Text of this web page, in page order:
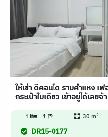
ให้เช่า ดีคอนโด รามคำแหง เ
กระเป๋าใบเดียว เข้าอยู่ได้เลยจ้า
1 1 30 m2
DR15-0177